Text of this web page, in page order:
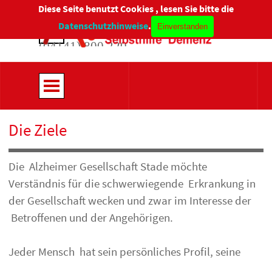
Diese Seite benutzt Cookies , lesen Sie bitte die
Datenschutzhinweise. Einverstanden
Direkt zum Seiteninhalt
Beratungstelefon:
(04141) 800 220
Menü überspringen
Menü überspringen
Die Ziele
Die Alzheimer Gesellschaft Stade möchte
Verständnis für die schwerwiegende Erkrankung in
der Gesellschaft wecken und zwar im Interesse der
Betroffenen und der Angehörigen.
Jeder Mensch hat sein persönliches Profil, seine